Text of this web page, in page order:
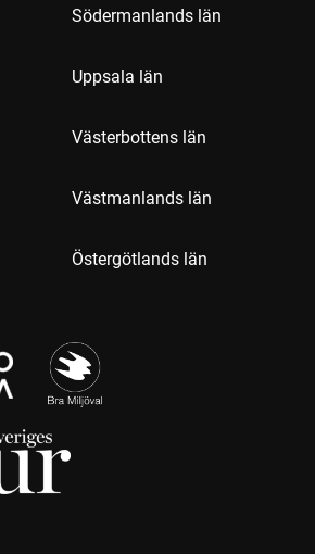
Södermanlands län
Uppsala län
Västerbottens län
Västmanlands län
Östergötlands län